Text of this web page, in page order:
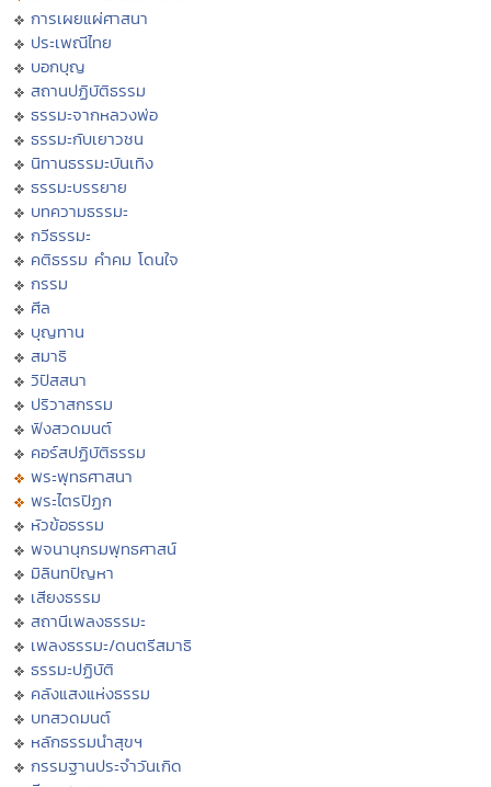
การเผยแผ่ศาสนา
ประเพณีไทย
บอกบุญ
สถานปฏิบัติธรรม
ธรรมะจากหลวงพ่อ
ธรรมะกับเยาวชน
นิทานธรรมะบันเทิง
ธรรมะบรรยาย
บทความธรรมะ
กวีธรรมะ
คติธรรม คำคม โดนใจ
กรรม
ศีล
บุญทาน
สมาธิ
วิปัสสนา
ปริวาสกรรม
ฟังสวดมนต์
คอร์สปฏิบัติธรรม
พระพุทธศาสนา
พระไตรปิฏก
หัวข้อธรรม
พจนานุกรมพุทธศาสน์
มิลินทปัญหา
เสียงธรรม
สถานีเพลงธรรมะ
เพลงธรรมะ/ดนตรีสมาธิ
ธรรมะปฏิบัติ
คลังแสงแห่งธรรม
บทสวดมนต์
หลักธรรมนำสุขฯ
กรรมฐานประจำวันเกิด